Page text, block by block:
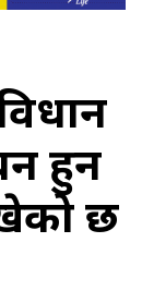
हुन
छ